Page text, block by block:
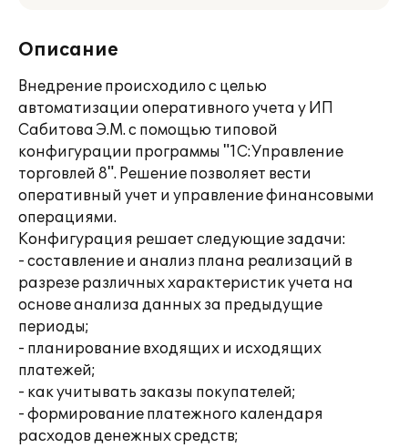
Описание
Внедрение происходило с целью
автоматизации оперативного учета у ИП
Сабитова Э.М. с помощью типовой
конфигурации программы "1С:Управление
торговлей 8". Решение позволяет вести
оперативный учет и управление финансовыми
операциями.
Конфигурация решает следующие задачи:
- составление и анализ плана реализаций в
разрезе различных характеристик учета на
основе анализа данных за предыдущие
периоды;
- планирование входящих и исходящих
платежей;
- как учитывать заказы покупателей;
- формирование платежного календаря
расходов денежных средств;